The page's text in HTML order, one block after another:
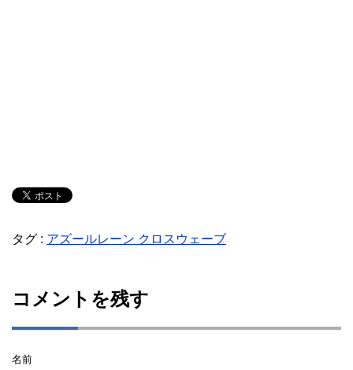
タグ : アズールレーン クロスウェーブ
コメントを残す
名前